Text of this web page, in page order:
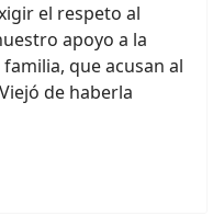
el respeto al
apoyo a la
que acusan al
de haberla